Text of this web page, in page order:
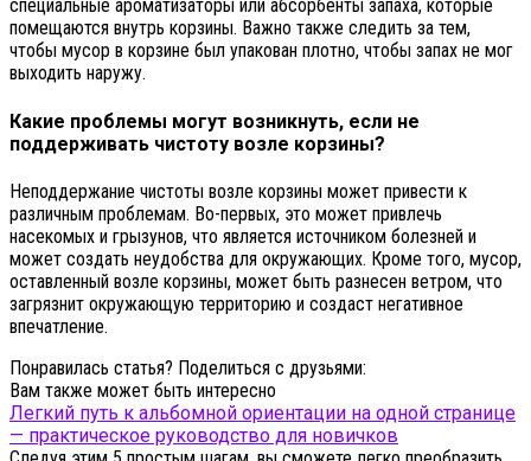
специальные ароматизаторы или абсорбенты запаха, которые
помещаются внутрь корзины. Важно также следить за тем,
чтобы мусор в корзине был упакован плотно, чтобы запах не мог
выходить наружу.
Какие проблемы могут возникнуть, если не
поддерживать чистоту возле корзины?
Неподдержание чистоты возле корзины может привести к
различным проблемам. Во-первых, это может привлечь
насекомых и грызунов, что является источником болезней и
может создать неудобства для окружающих. Кроме того, мусор,
оставленный возле корзины, может быть разнесен ветром, что
загрязнит окружающую территорию и создаст негативное
впечатление.
Понравилась статья? Поделиться с друзьями:
Вам также может быть интересно
Легкий путь к альбомной ориентации на одной странице
— практическое руководство для новичков